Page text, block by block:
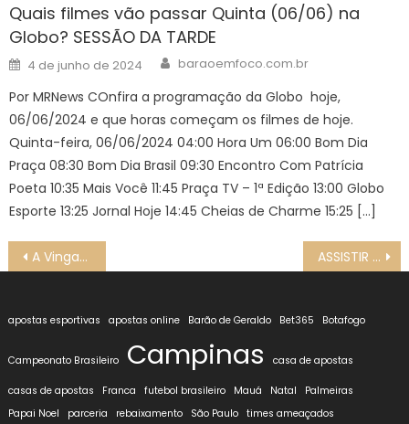
Quais filmes vão passar Quinta (06/06) na
Globo? SESSÃO DA TARDE
Posted
on
4 de junho de 2024 Author
baraoemfoco.com.br
Por MRNews COnfira a programação da Globo hoje,
06/06/2024 e que horas começam os filmes de hoje.
Quinta-feira, 06/06/2024 04:00 Hora Um 06:00 Bom Dia
Praça 08:30 Bom Dia Brasil 09:30 Encontro Com Patrícia
Poeta 10:35 Mais Você 11:45 Praça TV – 1ª Edição 13:00 Globo
Esporte 13:25 Jornal Hoje 14:45 Cheias de Charme 15:25 […]
Navegação
de
Post
A Vingança de Luma – Nova Vilã de Mania de Você prepara reviravolta na vida de Viola e Mavi ASSISTIR AO VIVO Alemanha x Holanda na TV e online pela UEFA Liga das Nações 2024, HOJE (14/10)
apostas esportivas apostas online Barão de Geraldo Bet365 Botafogo
Campeonato Brasileiro Campinas casa de apostas
casas de apostas Franca futebol brasileiro Mauá Natal
Palmeiras
Papai Noel
parceria rebaixamento São Paulo times ameaçados